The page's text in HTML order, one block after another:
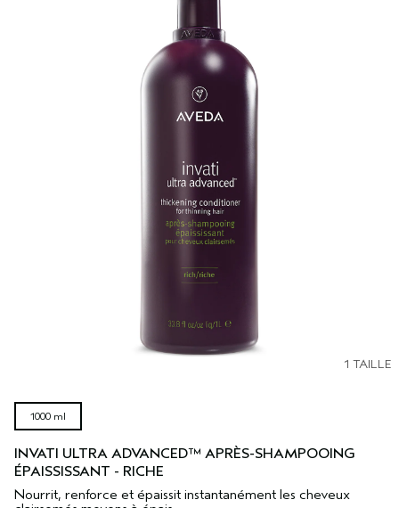
1 TAILLE
1000 ml
INVATI ULTRA ADVANCED™ APRÈS-SHAMPOOING
ÉPAISSISSANT - RICHE
Nourrit, renforce et épaissit instantanément les cheveux